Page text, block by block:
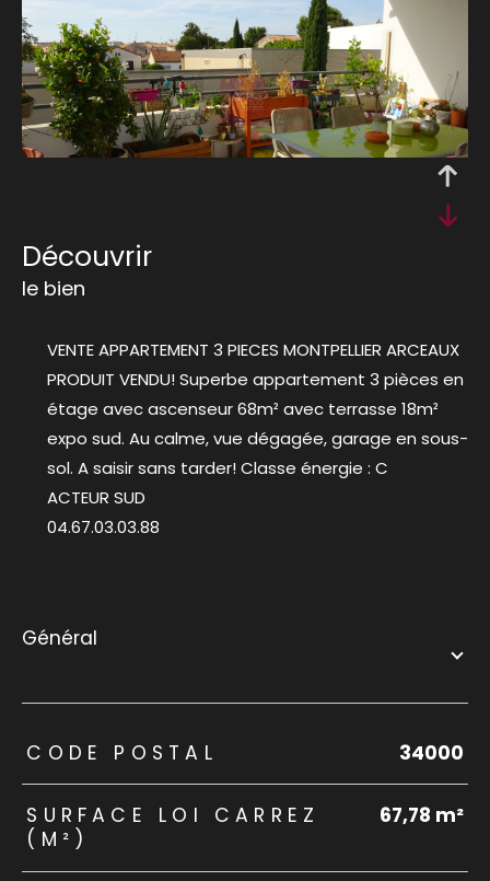
découvrir
le bien
VENTE APPARTEMENT 3 PIECES MONTPELLIER ARCEAUX
PRODUIT VENDU! Superbe appartement 3 pièces en
étage avec ascenseur 68m² avec terrasse 18m²
expo sud. Au calme, vue dégagée, garage en sous-
sol. A saisir sans tarder! Classe énergie : C
ACTEUR SUD
04.67.03.03.88
général
TRAD_ZEPHYR_Caracteristique TRAD_ZEPHYR_Valeurs
CODE POSTAL 34000
SURFACE LOI CARREZ
(M²)
67,78 m²